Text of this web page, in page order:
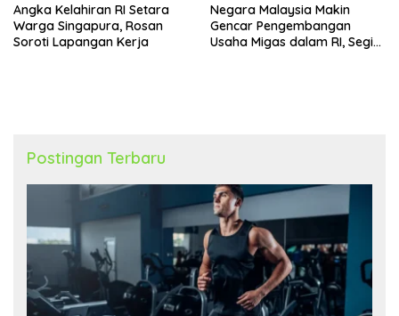
Angka Kelahiran RI Setara
Warga Singapura, Rosan
Soroti Lapangan Kerja
Negara Malaysia Makin
Gencar Pengembangan
Usaha Migas dalam RI, Segini
Postingan Terbaru